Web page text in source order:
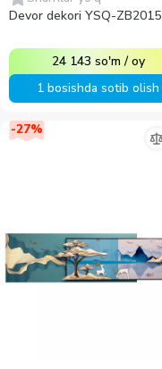
Devor dekori YSQ-ZB2015
24 143 so'm /oy
1 bosishda sotib olish
-27%